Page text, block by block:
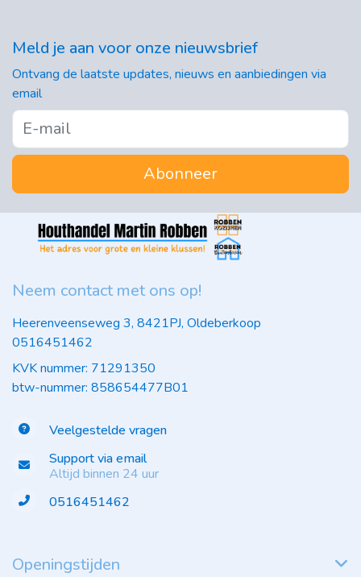
Meld je aan voor onze nieuwsbrief
Ontvang de laatste updates, nieuws en aanbiedingen via
email
Abonneer
Neem contact met ons op!
Heerenveenseweg 3, 8421PJ, Oldeberkoop
0516451462
KVK nummer: 71291350
btw-nummer: 858654477B01
Veelgestelde vragen
Support via email
Altijd binnen 24 uur
0516451462
Openingstijden